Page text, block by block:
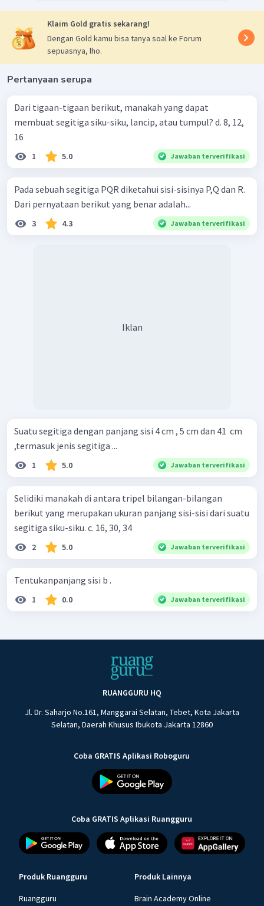
Klaim Gold gratis sekarang!
Dengan Gold kamu bisa tanya soal ke Forum
sepuasnya, lho.
Pertanyaan serupa
Dari tigaan-tigaan berikut, manakah yang dapat
membuat segitiga siku-siku, lancip, atau tumpul? d. 8, 12,
16
1 5.0 Jawaban terverifikasi
Pada sebuah segitiga PQR diketahui sisi-sisinya P,Q dan R.
Dari pernyataan berikut yang benar adalah...
3 4.3 Jawaban terverifikasi
Iklan
Suatu segitiga dengan panjang sisi 4 cm , 5 cm dan 41 ​ cm
,termasuk jenis segitiga ...
1 5.0 Jawaban terverifikasi
Selidiki manakah di antara tripel bilangan-bilangan
berikut yang merupakan ukuran panjang sisi-sisi dari suatu
segitiga siku-siku. c. 16, 30, 34
2 5.0 Jawaban terverifikasi
Tentukanpanjang sisi b .
1 0.0 Jawaban terverifikasi
RUANGGURU HQ
Jl. Dr. Saharjo No.161, Manggarai Selatan, Tebet, Kota Jakarta
Selatan, Daerah Khusus Ibukota Jakarta 12860
Coba GRATIS Aplikasi Roboguru
Coba GRATIS Aplikasi Ruangguru
Produk Ruangguru
Ruangguru
Produk Lainnya
Brain Academy Online